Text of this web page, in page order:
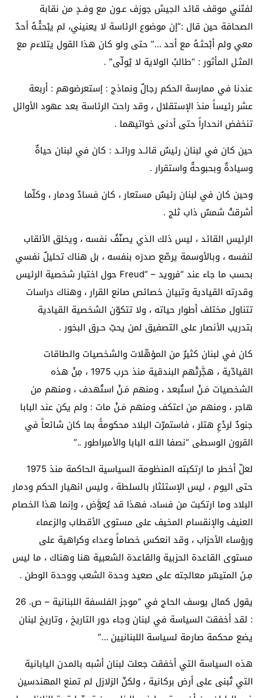
لفتَني موقف قائد الجيش جوزف عـون مع وفـدٍ من نقابة
الصحافة حين قال :”إن موضوع الرئاسة لا يعنيني، لم يبْحثْـهُ أحدٌ
معي ولم أبْحثـهُ مع أحد …” حتى ولو كان هذا القول يتلاءم مع
المثـل المأثور : “طالبُ الولاية لا يُولّى” .
عندنا في ممارسة الحكم رجالٌ ونماذج : إستعرضوهم : أربعة
عشر رئيساً منذ الإستقلال ، وقد راحت الرئاسة بعد عهود الأوائل
تنخفض انحداراً حتى أدنى خواتيهما .
حين كان في لبنان رئيسٌ قائـد ورائـد : كان في لبنان حياةٌ
وسيادةٌ وبحبوحةٌ واستقرار .
وحين كان في لبنان رئيسٌ مستعار ، كان فسادٌ ودمار ، وكلّما
أشرقتْ شمسٌ ذاب ثلج .
الرئيس القائد ، ليس ذلك الذي يصنّفُ نفسه ، ويخلق الألقاب
لنفسه ، وبالأوسمة يرصّع صدرَه بنفسه ، بل هناك تحليلٌ نفسي
بحسب ما جاء عند “فرويد – “Freud حول اختبار شخصية الرئيس
وقدرته القيادية وتبيان خصائص صانع القرار ، وهناك دراسات
تتناول مختلف أطوار حياته ، ولا تتكوّن الشخصية القيادية
بتدريب الأنصار على التصفيق لمن يحبّ حـرق البخور .
كان في لبنان كثيرٌ من المؤهّلات والشخصيات والطاقات
القيادّية ، هجَّرتْهم البندقية منذ حرب 1975 ، مِنْ هذه
الشخصيات مَـنْ استُبعد ، ومنهم مَـنْ استُهدف ، ومنهم من
هاجر ، ومنهم من اعتكف ومنهم مَـنْ مات : ولم يكن عند البابا
جنودٌ لردْعِ هتلر ، فاستمرّت البلاد محكومةً بما كان شائعاً في
القرون الوسطى “نصفا اللـه البابا والأمبراطور ..”
لعلّ أخطر ما ارتكبته المنظومة السياسية الحاكمة منذ 1975
حتى اليوم ، ليس الإستئثار بالسلطة ، وليس انهيار الحكم ودمار
البلاد وما ارتكبت من فساد، فهذا قد يُعوَّض ، وإنما هذا الخصام
العنيف والإنقسام المخيف على مستوى الأقطاب والزعماء
ورؤساء الأحزاب ، وقد انعكس خصاماً وعداء وكراهية على
مستوى القاعدة الحزبية والقاعدة الشعبية هنا وهناك ، ما ليس
مِـنَ المتيسّر معالجته على صعيد وحدة الشعب ووحدة الوطن .
يقول كمال يوسف الحاج في “موجز الفلسفة اللبنانية – ص. 26
: لقد أخفقت السياسة في لبنان وجاء دور التاريخ ، وتاريخ لبنان
يضع محكمة صارمة لسياسة اللبنانيين …”
هذه السياسة التي أخفقت جعلت لبنان أشبه بالمدن اليابانية
التي تُبنى على أرض بركانية ، ولكنّ الزلازل لم تمنع المهندسين